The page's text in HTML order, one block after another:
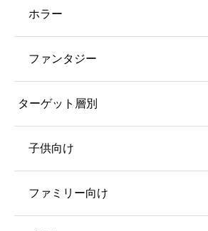
ホラー
ファンタジー
ターゲット層別
子供向け
ファミリー向け